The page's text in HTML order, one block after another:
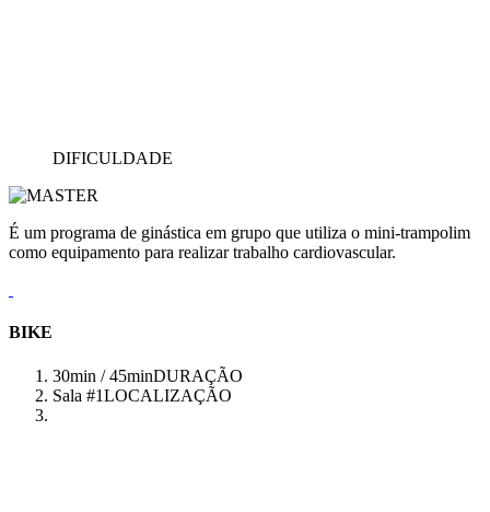
DIFICULDADE
É um programa de ginástica em grupo que utiliza o mini-trampolim
como equipamento para realizar trabalho cardiovascular.
BIKE
30min / 45minDURAÇÃO
Sala #1LOCALIZAÇÃO